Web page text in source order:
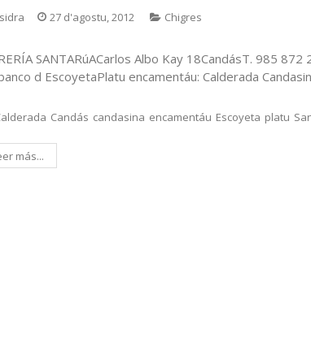
27 d'agostu, 2012 Chigres
SANTARúACarlos Albo Kay 18CandásT. 985
d EscoyetaPlatu encamentáu: Calderada
Candás candasina encamentáu Escoyeta platu
más...